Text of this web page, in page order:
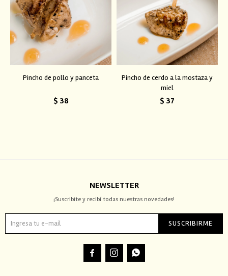
Pincho de pollo y panceta
$ 38
Pincho de cerdo a la mostaza y
miel
$ 37
NEWSLETTER
¡Suscribite y recibí todas nuestras novedades!
SUSCRIBIRME
  